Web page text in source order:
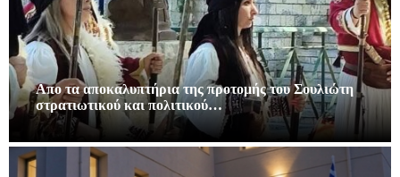
Απο τα αποκαλυπτήρια της προτομής του Σουλιώτη
στρατιωτικού και πολιτικού…